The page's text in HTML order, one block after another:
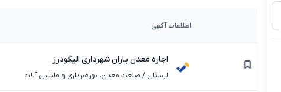
اطلاعات آگهی
اجاره معدن یاران شهرداری الیگودرز
لرستان / صنعت معدن، بهره‌برداری و ماشین آلات